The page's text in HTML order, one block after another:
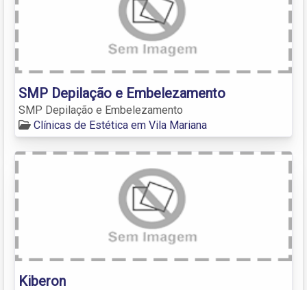
SMP Depilação e Embelezamento
SMP Depilação e Embelezamento
Clínicas de Estética em Vila Mariana
Kiberon